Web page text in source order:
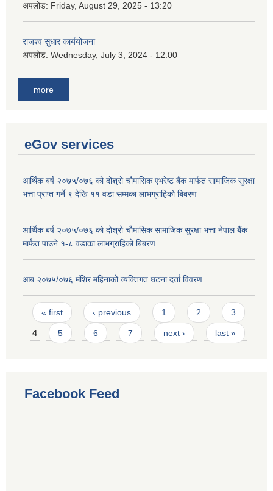
अपलोड: Friday, August 29, 2025 - 13:20
राजश्व सुधार कार्ययोजना
अपलोड: Wednesday, July 3, 2024 - 12:00
more
eGov services
आर्थिक बर्ष २०७५/०७६ को दोश्रो चौमासिक एभरेष्ट बैंक मार्फत सामाजिक सुरक्षा
भत्ता प्राप्त गर्ने ९ देखि ११ वडा सम्मका लाभग्राहिको बिबरण
आर्थिक बर्ष २०७५/०७६ को दोश्रो चौमासिक सामाजिक सुरक्षा भत्ता नेपाल बैंक
मार्फत पाउने १-८ वडाका लाभग्राहिको बिबरण
आब २०७५/०७६ मंशिर महिनाको व्यक्तिगत घटना दर्ता विवरण
Pages
« first ‹ previous 1 2 3
4 5 6 7 next › last »
Facebook Feed